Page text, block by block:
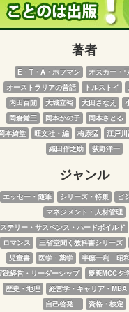
著者
E・T・A・ホフマン
オスカー・
オーストラリアの昔話
トルストイ
内田百閒
大城立裕 大田さなえ
岡倉覚三
岡本かの子 岡本さとる
本綺堂
旺文社・編 梅原猛 江戸
織田作之助
荻野洋一
ジャンル
エッセー・随筆 シリーズ・特集
ビ
マネジメント・人材管理
テリー・サスペンス・ハードボイルド
ロマンス
三省堂聞く教科書シリーズ
児童書
医学・薬学 半藤一利　昭
践経営・リーダーシップ
慶應MCC夕
歴史・地理
経営学・キャリア・MBA
自己啓発
資格・検定